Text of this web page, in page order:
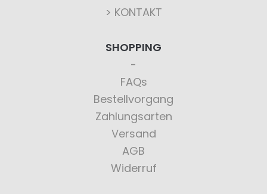
> KONTAKT
SHOPPING
FAQs
Bestellvorgang
Zahlungsarten
Versand
AGB
Widerruf